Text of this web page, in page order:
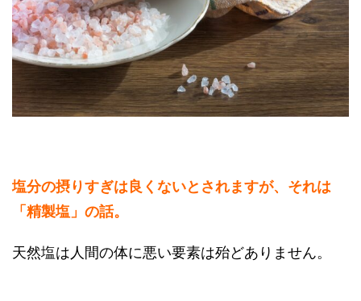
塩分の摂りすぎは良くないとされますが、それは
「精製塩」の話。
天然塩は人間の体に悪い要素は殆どありません。